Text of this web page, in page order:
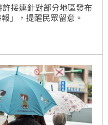
接連針對部分地區發布
」，提醒民眾留意。